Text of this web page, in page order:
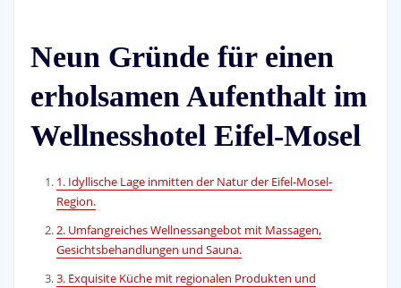
Neun Gründe für einen
erholsamen Aufenthalt im
Wellnesshotel Eifel-Mosel
1. Idyllische Lage inmitten der Natur der Eifel-Mosel-
Region.
2. Umfangreiches Wellnessangebot mit Massagen,
Gesichtsbehandlungen und Sauna.
3. Exquisite Küche mit regionalen Produkten und